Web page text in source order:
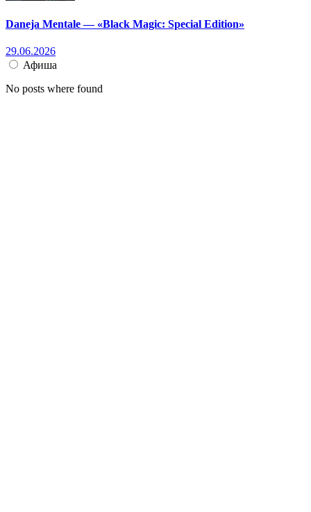
Daneja Mentale — «Black Magic: Special Edition»
29.06.2026
Афиша
No posts where found